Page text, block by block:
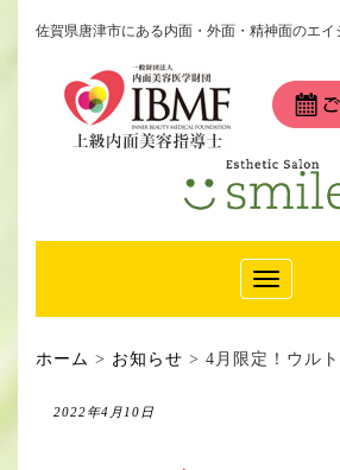
佐賀県唐津市にある内面・外面・精神面のエイ
Toggle
ホーム > お知らせ > 4月限定！ウル
2022年4月10日